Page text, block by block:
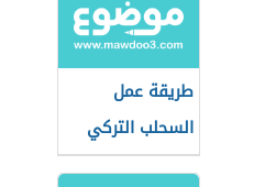
طريقة عمل
السحلب التركي